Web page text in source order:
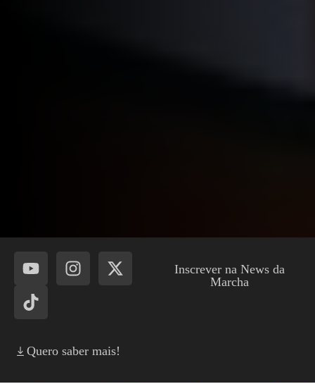
Quero saber mais!
Inscrever na News da
Marcha